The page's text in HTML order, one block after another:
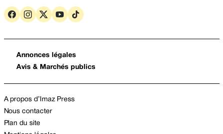
Annonces légales
Avis & Marchés publics
A propos d’Imaz Press
Nous contacter
Plan du site